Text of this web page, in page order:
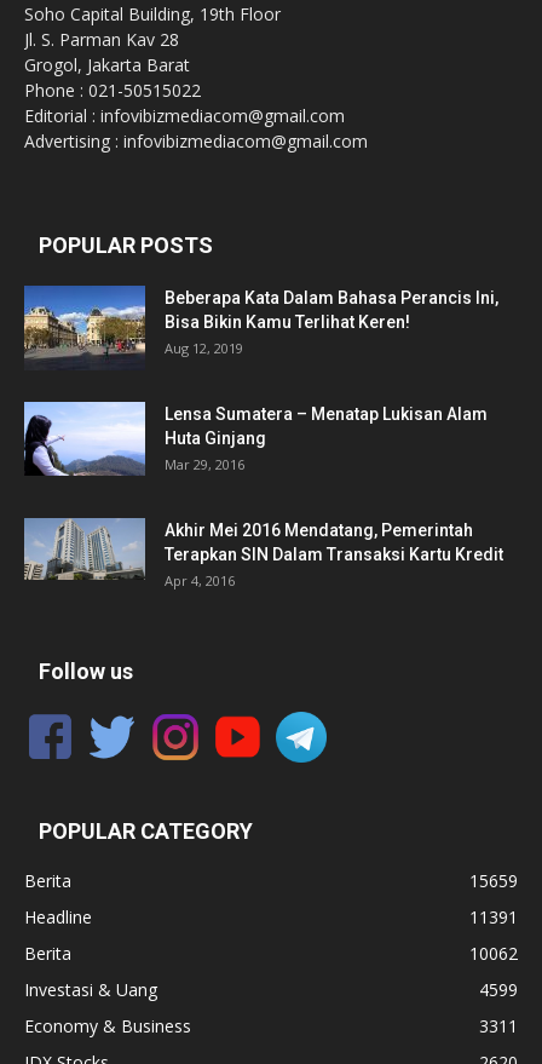
Soho Capital Building, 19th Floor
Jl. S. Parman Kav 28
Grogol, Jakarta Barat
Phone : 021-50515022
Editorial : infovibizmediacom@gmail.com
Advertising : infovibizmediacom@gmail.com
POPULAR POSTS
Beberapa Kata Dalam Bahasa Perancis Ini,
Bisa Bikin Kamu Terlihat Keren!
Aug 12, 2019
Lensa Sumatera – Menatap Lukisan Alam
Huta Ginjang
Mar 29, 2016
Akhir Mei 2016 Mendatang, Pemerintah
Terapkan SIN Dalam Transaksi Kartu Kredit
Apr 4, 2016
Follow us
POPULAR CATEGORY
Berita
15659
Headline
11391
Berita
10062
Investasi & Uang
4599
Economy & Business
3311